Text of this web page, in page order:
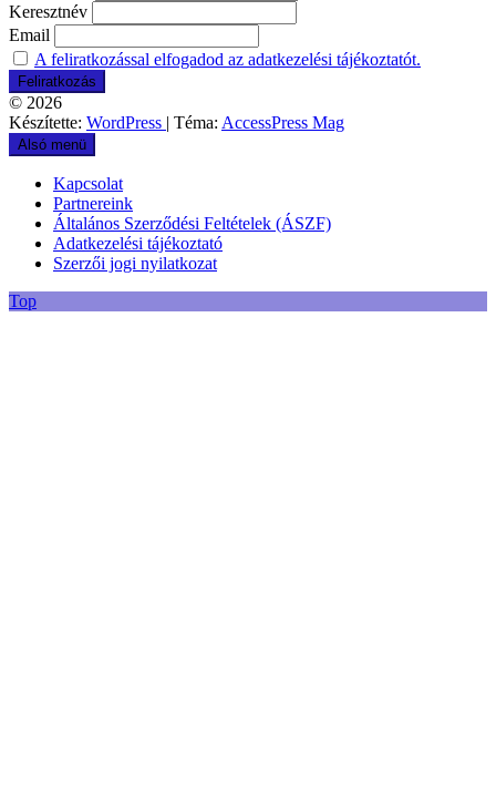
Keresztnév
Email
A feliratkozással elfogadod az adatkezelési tájékoztatót.
© 2026
Készítette: WordPress | Téma: AccessPress Mag
Alsó menü
Kapcsolat
Partnereink
Általános Szerződési Feltételek (ÁSZF)
Adatkezelési tájékoztató
Szerzői jogi nyilatkozat
Top